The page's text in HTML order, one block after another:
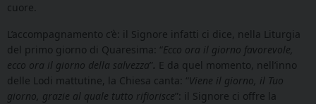
cuore.
L’accompagnamento c’è: il Signore infatti ci dice, nella Liturgia
del primo giorno di Quaresima: “Ecco ora il giorno favorevole,
ecco ora il giorno della salvezza”. E da quel momento, nell’inno
delle Lodi mattutine, la Chiesa canta: “Viene il giorno, il Tuo
giorno, grazie al quale tutto rifiorisce”: il Signore ci offre la